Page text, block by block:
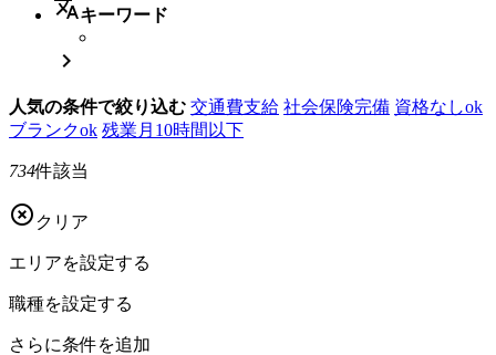
translateキーワード

人気の条件で絞り込む 交通費支給 社会保険完備 資格なしok
ブランクok 残業月10時間以下
734件該当
 クリア
エリアを設定する
職種を設定する
さらに条件を追加